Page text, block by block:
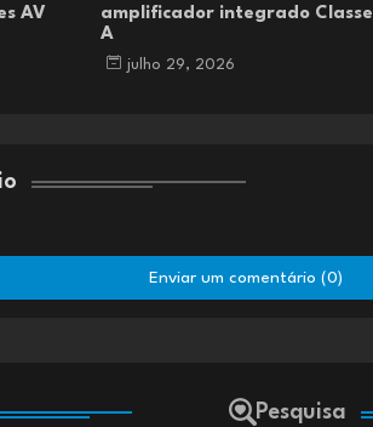
AV
amplificador integrado Classe
A
julho 29, 2026
Enviar um comentário (0)
Pesquisa